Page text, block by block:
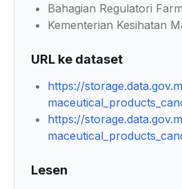
Bahagian Regulatori
Kementerian Kesihatan
URL ke dataset
https://
https://
Lesen